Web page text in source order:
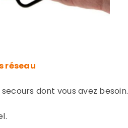
réseau
dont vous avez besoin.